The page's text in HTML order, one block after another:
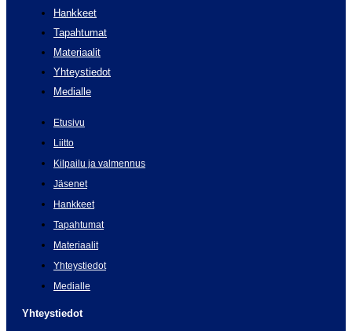
Hankkeet
Tapahtumat
Materiaalit
Yhteystiedot
Medialle
Etusivu
Liitto
Kilpailu ja valmennus
Jäsenet
Hankkeet
Tapahtumat
Materiaalit
Yhteystiedot
Medialle
Yhteystiedot